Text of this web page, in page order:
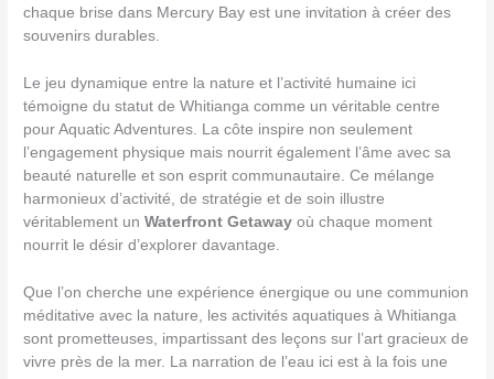
chaque brise dans Mercury Bay est une invitation à créer des
souvenirs durables.
Le jeu dynamique entre la nature et l’activité humaine ici
témoigne du statut de Whitianga comme un véritable centre
pour Aquatic Adventures. La côte inspire non seulement
l’engagement physique mais nourrit également l’âme avec sa
beauté naturelle et son esprit communautaire. Ce mélange
harmonieux d’activité, de stratégie et de soin illustre
véritablement unWaterfront Getaway où chaque moment
nourrit le désir d’explorer davantage.
Que l’on cherche une expérience énergique ou une communion
méditative avec la nature, les activités aquatiques à Whitianga
sont prometteuses, impartissant des leçons sur l’art gracieux de
vivre près de la mer. La narration de l’eau ici est à la fois une